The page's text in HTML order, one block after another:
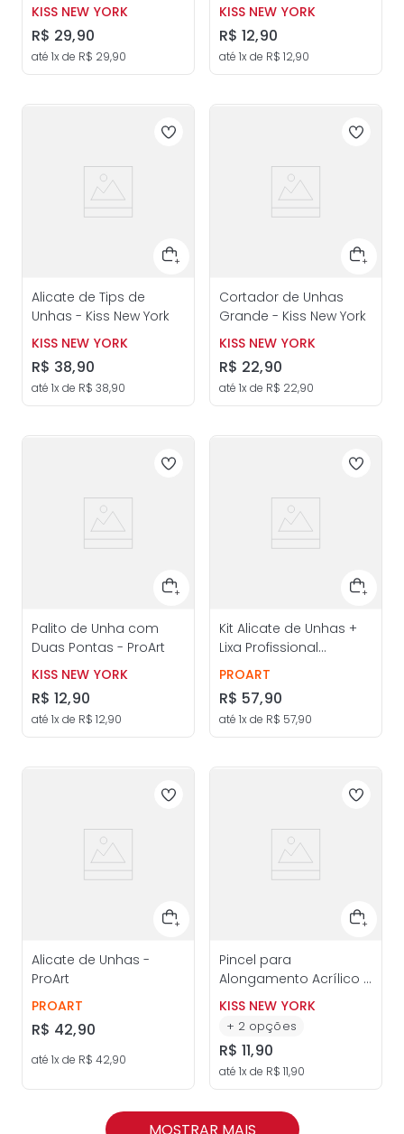
Kiss New York
KISS NEW YORK
R$ 29,90
até 1x de R$ 29,90
KISS NEW YORK
R$ 12,90
até 1x de R$ 12,90
Alicate de Tips de
Unhas - Kiss New York
KISS NEW YORK
R$ 38,90
até 1x de R$ 38,90
Cortador de Unhas
Grande - Kiss New York
KISS NEW YORK
R$ 22,90
até 1x de R$ 22,90
Palito de Unha com
Duas Pontas - ProArt
KISS NEW YORK
R$ 12,90
até 1x de R$ 12,90
Kit Alicate de Unhas +
Lixa Profissional
Abrasiva - Kiss New
PROART
R$ 57,90
até 1x de R$ 57,90
Alicate de Unhas -
ProArt
PROART
R$ 42,90
até 1x de R$ 42,90
Pincel para
Alongamento Acrílico -
Kiss New York
KISS NEW YORK
+ 2 opções
R$ 11,90
até 1x de R$ 11,90
MOSTRAR MAIS